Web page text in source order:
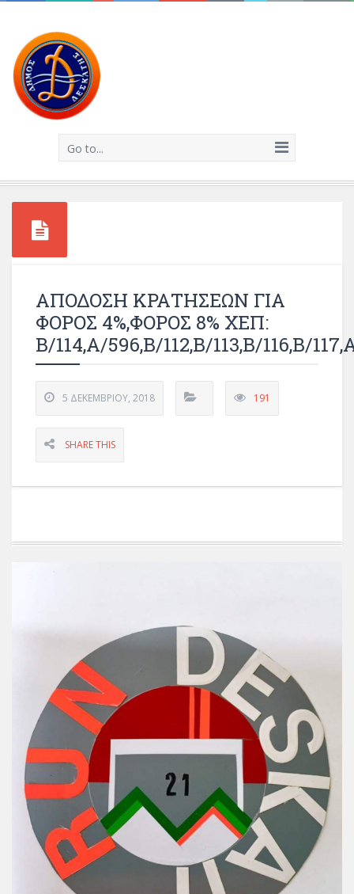
Go to...
ΑΠΟΔΟΣΗ ΚΡΑΤΗΣΕΩΝ ΓΙΑ
ΦΟΡΟΣ 4%,ΦΟΡΟΣ 8% ΧΕΠ:
Β/114,Α/596,Β/112,Β/113,Β/116,Β/
5 ΔΕΚΕΜΒΡΊΟΥ, 2018 191
SHARE THIS